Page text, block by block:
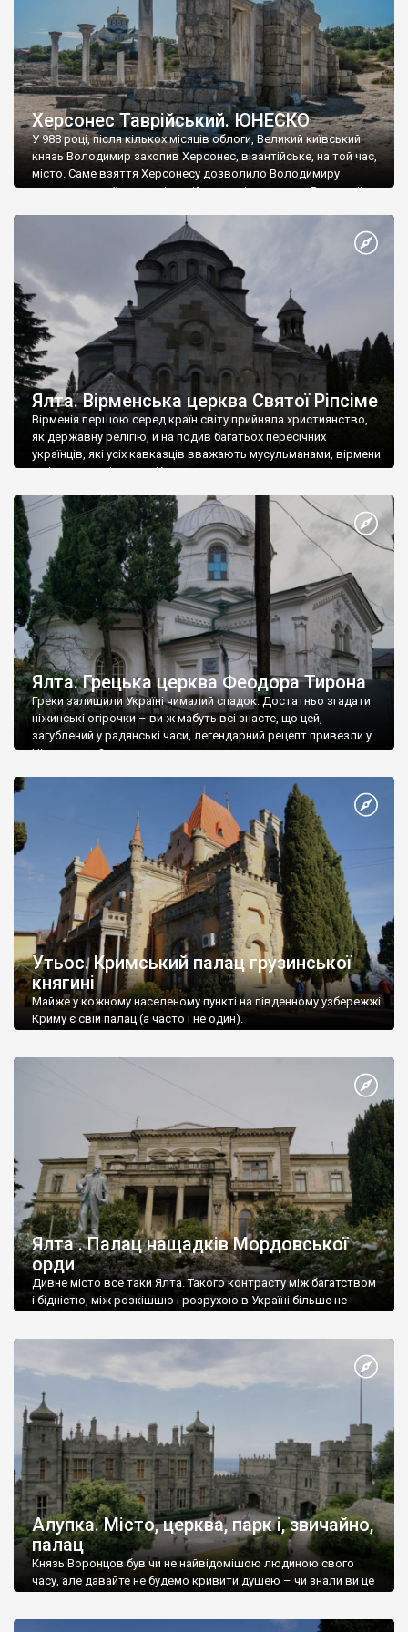
Херсонес Таврійський. ЮНЕСКО
У 988 році, після кількох місяців облоги, Великий київський
князь Володимир захопив Херсонес, візантійське, на той час,
місто. Саме взяття Херсонесу дозволило Володимиру
диктувати свої умови візантійському імператору Василю ІІ, та
Херсонесі Володимир-язичник, став Василем-християнином.
А потім було Хрещення Русі. На честь Херсонесу Таврійського
Ялта. Вірменська церква Святої Ріпсіме
Вірменія першою серед країн світу прийняла християнство,
як державну релігію, й на подив багатьох пересічних
українців, які усіх кавказців вважають мусульманами, вірмени
є відданими вірянами Христа
Ялта. Грецька церква Феодора Тирона
Греки залишили Україні чималий спадок. Достатньо згадати
ніжинські огірочки – ви ж мабуть всі знаєте, що цей,
загублений у радянські часи, легендарний рецепт привезли у
Ніжин греки?
Утьос. Кримський палац грузинської
княгині
Майже у кожному населеному пункті на південному узбережжі
Криму є свій палац (а часто і не один).
Ялта . Палац нащадків Мордовської
орди
Дивне місто все таки Ялта. Такого контрасту між багатством
і бідністю, між розкішшю і розрухою в Україні більше не
Алупка. Місто, церква, парк і, звичайно,
палац
Князь Воронцов був чи не найвідомішою людиною свого
часу, але давайте не будемо кривити душею – чи знали ви це